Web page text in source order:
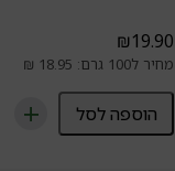
₪19.90
מחיר ל100 גרם: 18.95 ₪
הוספה לסל